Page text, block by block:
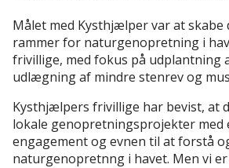
Målet med Kysthjælper var at skabe
rammer for naturgenopretning i
frivillige, med fokus på udplantning
udlægning af mindre stenrev og
Kysthjælpers frivillige har bevist, at
lokale genopretningsprojekter med
engagement og evnen til at forstå
naturgenopretnng i havet. Men vi